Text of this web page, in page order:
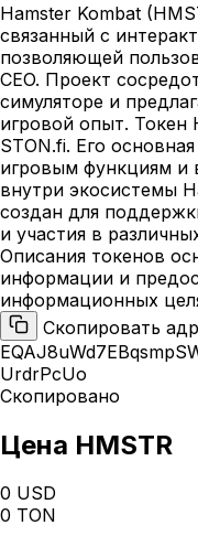
Hamster Kombat
связанный с
позволяющей
CEO. Проект
симуляторе и
игровой опыт.
STON.fi. Его
игровым функциям и
внутри экосистемы
создан для
и участия в
Описания токенов
информации и
информационных
Скопировать
UrdrPcUo
Скопировано
Цена HMSTR
0 USD
0 TON